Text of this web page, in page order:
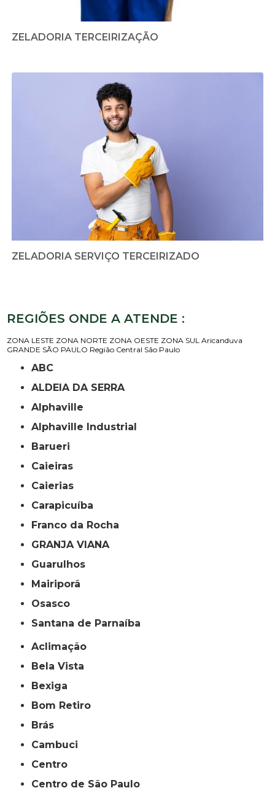
ZELADORIA TERCEIRIZAÇÃO
ZELADORIA SERVIÇO TERCEIRIZADO
REGIÕES ONDE A ATENDE :
ZONA LESTE ZONA NORTE ZONA OESTE ZONA SUL Aricanduva
GRANDE SÃO PAULO Região Central São Paulo
ABC
ALDEIA DA SERRA
Alphaville
Alphaville Industrial
Barueri
Caieiras
Caierias
Carapicuíba
Franco da Rocha
GRANJA VIANA
Guarulhos
Mairiporã
Osasco
Santana de Parnaíba
Aclimação
Bela Vista
Bexiga
Bom Retiro
Brás
Cambuci
Centro
Centro de São Paulo